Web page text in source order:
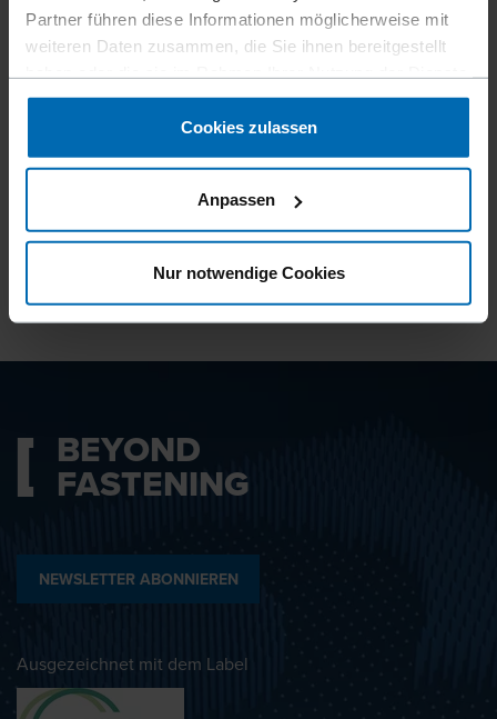
Partner führen diese Informationen möglicherweise mit
weiteren Daten zusammen, die Sie ihnen bereitgestellt
gesammelt haben.
Cookies zulassen
Anpassen
Nur notwendige Cookies
Datenschutzbestimmungen
BEYOND
FASTENING
NEWSLETTER ABONNIEREN
Ausgezeichnet mit dem Label